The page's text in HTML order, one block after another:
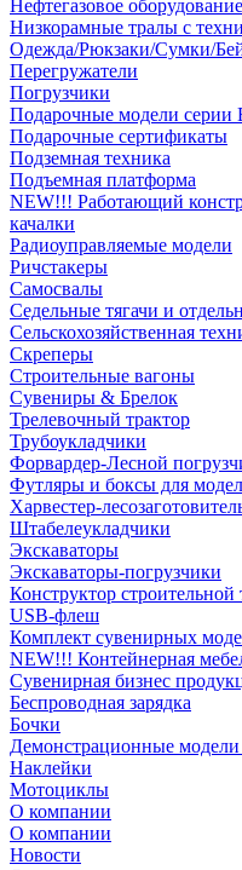
Нефтегазовое оборудование
Низкорамные тралы с
Одежда/Рюкзаки/Сумки/
Перегружатели
Погрузчики
Подарочные модели серии
Подарочные сертификаты
Подземная техника
Подъемная платформа
NEW!!! Работающий
качалки
Радиоуправляемые модели
Ричстакеры
Самосвалы
Седельные тягачи и
Сельскохозяйственная
Скреперы
Строительные вагоны
Сувениры & Брелок
Трелевочный трактор
Трубоукладчики
Форвардер-Лесной
Футляры и боксы для
Харвестер-
Штабелеукладчики
Экскаваторы
Экскаваторы-погрузчики
Конструктор строительной
USB-флеш
Комплект сувенирных
NEW!!! Контейнерная
Сувенирная бизнес
Беспроводная зарядка
Бочки
Демонстрационные
Наклейки
Мотоциклы
О компании
О компании
Новости